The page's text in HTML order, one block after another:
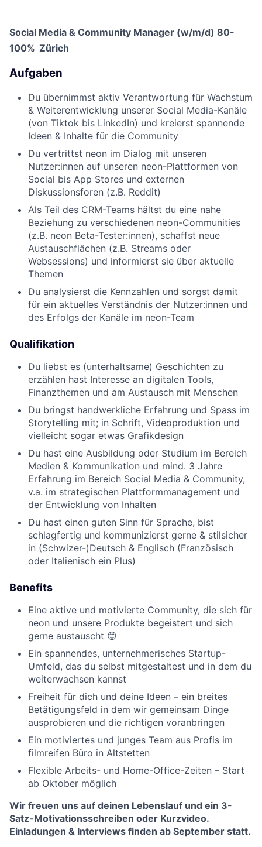
Social Media & Community Manager (w/m/d) 80-
100% Zürich
Aufgaben
Du übernimmst aktiv Verantwortung für Wachstum
& Weiterentwicklung unserer Social Media-Kanäle
(von Tiktok bis LinkedIn) und kreierst spannende
Ideen & Inhalte für die Community
Du vertrittst neon im Dialog mit unseren
Nutzer:innen auf unseren neon-Plattformen von
Social bis App Stores und externen
Diskussionsforen (z.B. Reddit)
Als Teil des CRM-Teams hältst du eine nahe
Beziehung zu verschiedenen neon-Communities
(z.B. neon Beta-Tester:innen), schaffst neue
Austauschflächen (z.B. Streams oder
Websessions) und informierst sie über aktuelle
Themen
Du analysierst die Kennzahlen und sorgst damit
für ein aktuelles Verständnis der Nutzer:innen und
des Erfolgs der Kanäle im neon-Team
Qualifikation
Du liebst es (unterhaltsame) Geschichten zu
erzählen hast Interesse an digitalen Tools,
Finanzthemen und am Austausch mit Menschen
Du bringst handwerkliche Erfahrung und Spass im
Storytelling mit; in Schrift, Videoproduktion und
vielleicht sogar etwas Grafikdesign
Du hast eine Ausbildung oder Studium im Bereich
Medien & Kommunikation und mind. 3 Jahre
Erfahrung im Bereich Social Media & Community,
v.a. im strategischen Plattformmanagement und
der Entwicklung von Inhalten
Du hast einen guten Sinn für Sprache, bist
schlagfertig und kommunizierst gerne & stilsicher
in (Schwizer-)Deutsch & Englisch (Französisch
oder Italienisch ein Plus)
Benefits
Eine aktive und motivierte Community, die sich für
neon und unsere Produkte begeistert und sich
gerne austauscht 😊
Ein spannendes, unternehmerisches Startup-
Umfeld, das du selbst mitgestaltest und in dem du
weiterwachsen kannst
Freiheit für dich und deine Ideen – ein breites
Betätigungsfeld in dem wir gemeinsam Dinge
ausprobieren und die richtigen voranbringen
Ein motiviertes und junges Team aus Profis im
filmreifen Büro in Altstetten
Flexible Arbeits- und Home-Office-Zeiten – Start
ab Oktober möglich
Wir freuen uns auf deinen Lebenslauf und ein 3-
Satz-Motivationsschreiben oder Kurzvideo.
Einladungen & Interviews finden ab September statt.